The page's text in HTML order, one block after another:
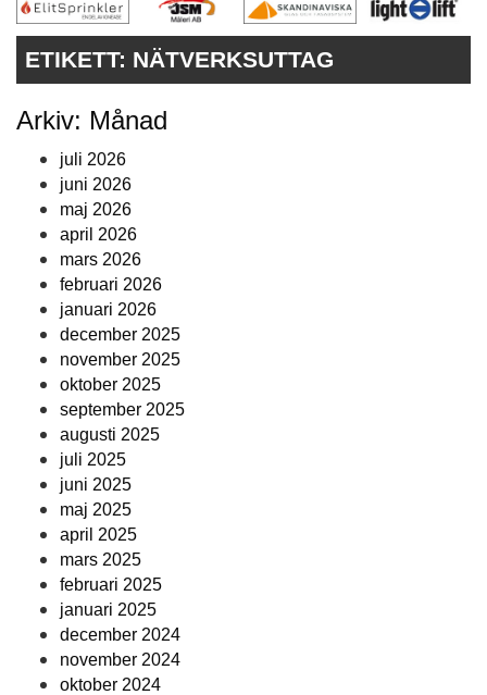
ANNONSERA
KONTAKT
ETIKETT: NÄTVERKSUTTAG
Arkiv: Månad
juli 2026
juni 2026
maj 2026
april 2026
mars 2026
februari 2026
januari 2026
december 2025
november 2025
oktober 2025
september 2025
augusti 2025
juli 2025
juni 2025
maj 2025
april 2025
mars 2025
februari 2025
januari 2025
december 2024
november 2024
oktober 2024